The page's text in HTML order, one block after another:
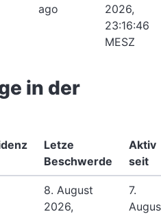
ago
2026,
23:16:46
MESZ
in der
Letze
Beschwerde
Aktiv
seit
8. August
2026,
7.